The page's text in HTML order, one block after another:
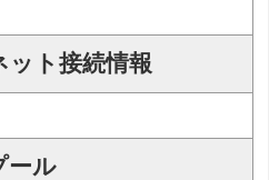
ット接続情報
ール